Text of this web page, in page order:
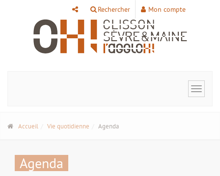
Rechercher Mon compte
Toggle
Accueil Vie quotidienne Agenda
Agenda
Panneau de gestion des cookies